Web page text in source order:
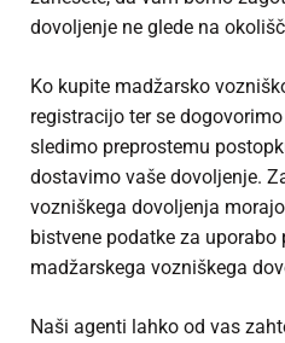
dovoljenje ne glede na
Ko kupite madžarsko
registracijo ter se
sledimo preprostemu
dostavimo vaše dovoljenje.
vozniškega dovoljenja
bistvene podatke za
madžarskega vozniškega
Naši agenti lahko od vas